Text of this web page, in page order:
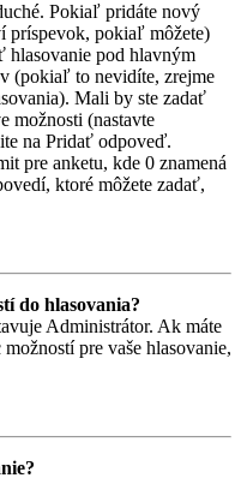
Pokiaľ pridáte nový
príspevok, pokiaľ môžete)
pod hlavným
(pokiaľ to nevidíte, zrejme
Mali by ste zadať
možnosti (nastavte
na Pridať odpoveď.
pre anketu, kde 0 znamená
ktoré môžete zadať,
do hlasovania?
Administrátor. Ak máte
pre vaše hlasovanie,